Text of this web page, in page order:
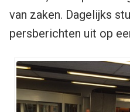
van zaken. Dagelijks
persberichten uit op